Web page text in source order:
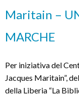
Maritain –
MARCHE
Per iniziativa del
Jacques Maritain”,
della Liberia “La